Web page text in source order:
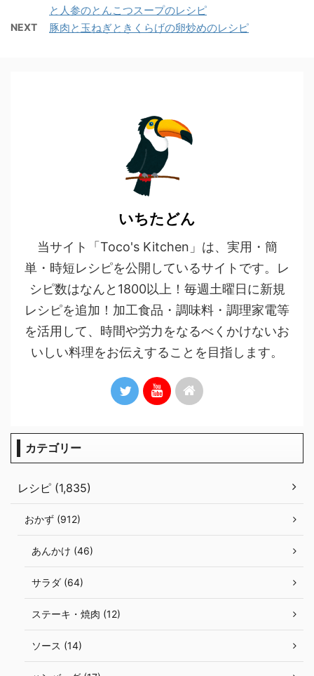
と人参のとんこつスープのレシピ
NEXT 豚肉と玉ねぎときくらげの卵炒めのレシピ
いちたどん
当サイト「Toco's Kitchen」は、実用・簡
単・時短レシピを公開しているサイトです。レ
シピ数はなんと1800以上！毎週土曜日に新規
レシピを追加！加工食品・調味料・調理家電等
を活用して、時間や労力をなるべくかけないお
いしい料理をお伝えすることを目指します。
カテゴリー
レシピ (1,835)
おかず (912)
あんかけ (46)
サラダ (64)
ステーキ・焼肉 (12)
ソース (14)